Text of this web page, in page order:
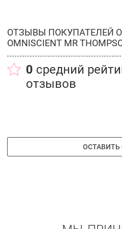
ОТЗЫВЫ ПОКУПАТЕЛЕЙ О
OMNISCIENT MR
0 средний
отзывов
ОСТАВИТЬ